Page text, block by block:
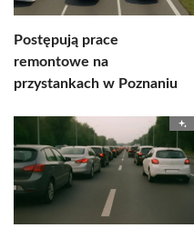
Postępują prace
remontowe na
przystankach w Poznaniu